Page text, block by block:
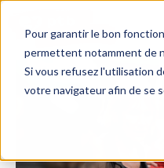
Pour garantir le bon
permettent notamment de
Si vous refusez l'utilisation
votre navigateur afin de se